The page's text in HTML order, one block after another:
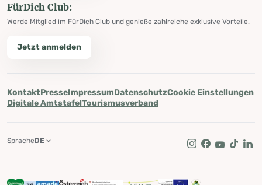
FürDich Club:
Werde Mitglied im FürDich Club und genieße zahlreiche exklusive Vorteile.
Jetzt anmelden
KontaktPresseImpressumDatenschutzCookie Einstellungen
Digitale AmtstafelTourismusverband
Instagram
Facebook
Youtube
Tik Tok
SpracheDE